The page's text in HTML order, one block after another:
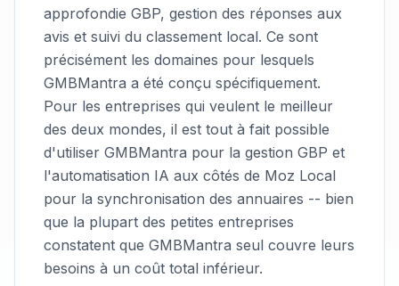
approfondie GBP, gestion des réponses aux
avis et suivi du classement local. Ce sont
précisément les domaines pour lesquels
GMBMantra a été conçu spécifiquement.
Pour les entreprises qui veulent le meilleur
des deux mondes, il est tout à fait possible
d'utiliser GMBMantra pour la gestion GBP et
l'automatisation IA aux côtés de Moz Local
pour la synchronisation des annuaires -- bien
que la plupart des petites entreprises
constatent que GMBMantra seul couvre leurs
besoins à un coût total inférieur.